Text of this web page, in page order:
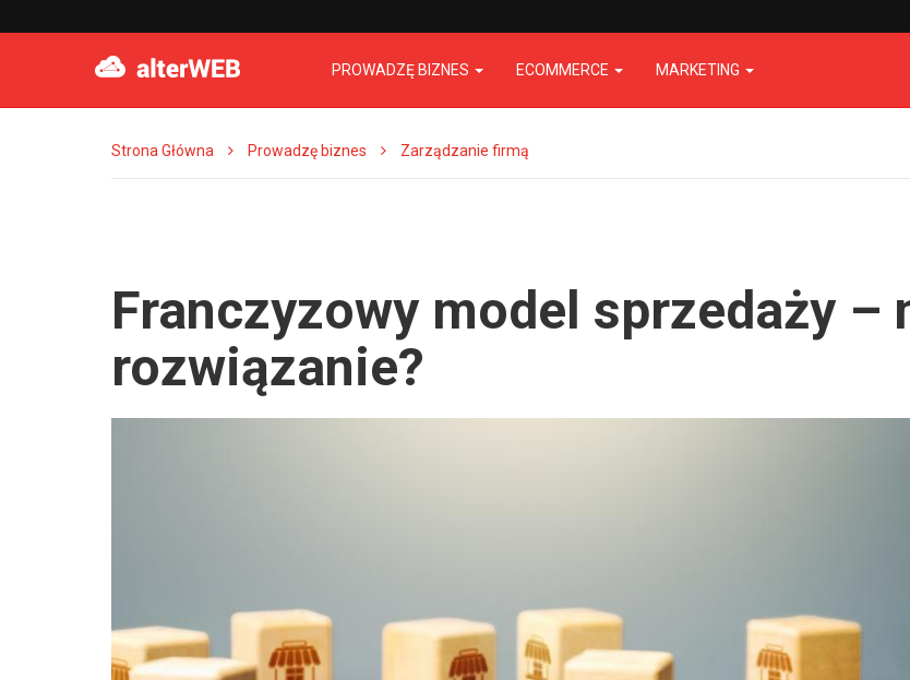
PROWADZĘ BIZNES ECOMMERCE MARKETING
Strona Główna Prowadzę biznes Zarządzanie firmą
Franczyzowy model sprzedaży –
rozwiązanie?